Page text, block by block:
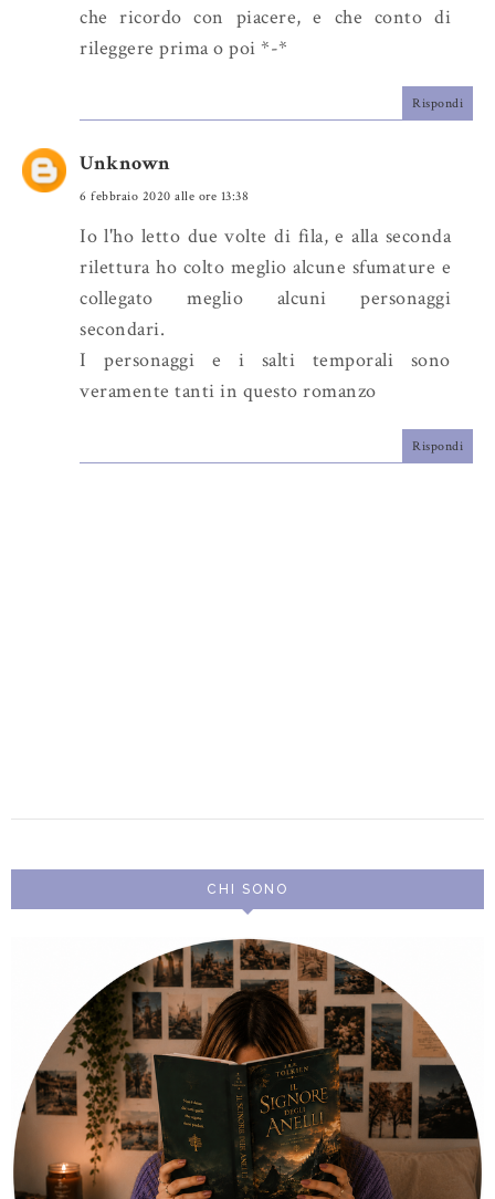
che ricordo con piacere, e che conto di
rileggere prima o poi *-*
Rispondi
Unknown
6 febbraio 2020 alle ore 13:38
Io l'ho letto due volte di fila, e alla seconda
rilettura ho colto meglio alcune sfumature e
collegato meglio alcuni personaggi
secondari.
I personaggi e i salti temporali sono
veramente tanti in questo romanzo
Rispondi
CHI SONO